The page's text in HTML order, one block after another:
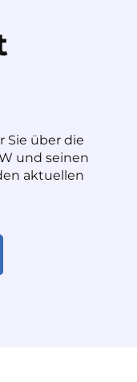
Sie über die
und seinen
aktuellen